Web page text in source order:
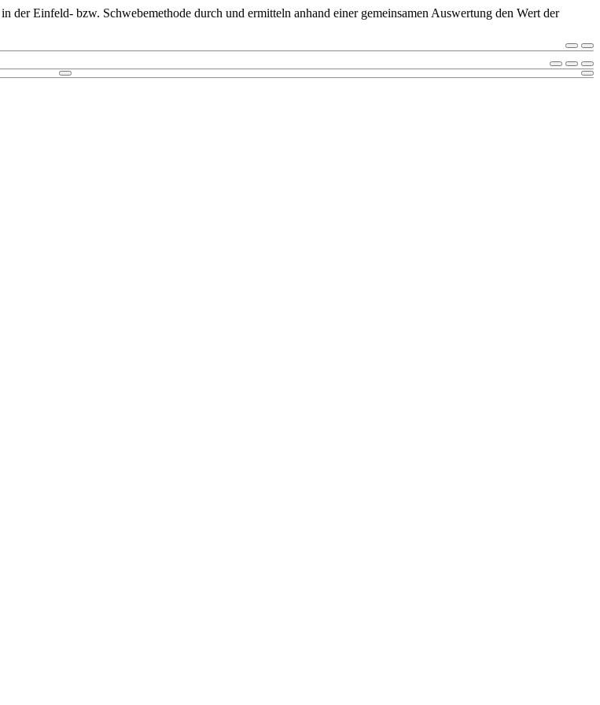
der Einfeld- bzw. Schwebemethode durch und ermitteln anhand einer gemeinsamen Auswertung den Wert der